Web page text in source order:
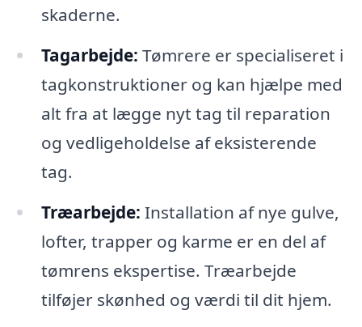
skaderne.
Tagarbejde: Tømrere er specialiseret i
tagkonstruktioner og kan hjælpe med
alt fra at lægge nyt tag til reparation
og vedligeholdelse af eksisterende
tag.
Træarbejde: Installation af nye gulve,
lofter, trapper og karme er en del af
tømrens ekspertise. Træarbejde
tilføjer skønhed og værdi til dit hjem.